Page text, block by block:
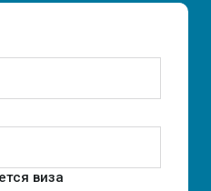
виза